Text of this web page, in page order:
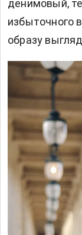
денимовый,
избыточного
образу